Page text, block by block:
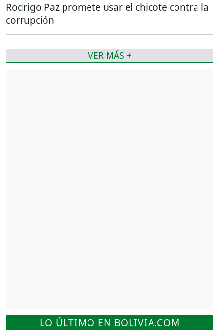
LO ÚLTIMO EN BOLIVIA.COM
Rodrigo Paz promete usar el chicote contra la
corrupción
VER MÁS +